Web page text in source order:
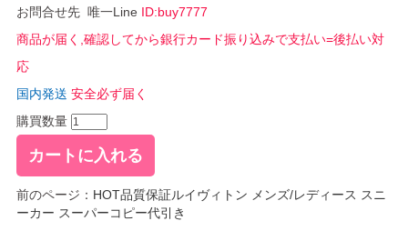
お問合せ先 唯一Line ID:buy7777
商品が届く,確認してから銀行カード振り込みで支払い=後払い対
応
国内発送 安全必ず届く
購買数量
前のページ： HOT品質保証ルイヴィトン メンズ/レディース スニ
ーカー スーパーコピー代引き